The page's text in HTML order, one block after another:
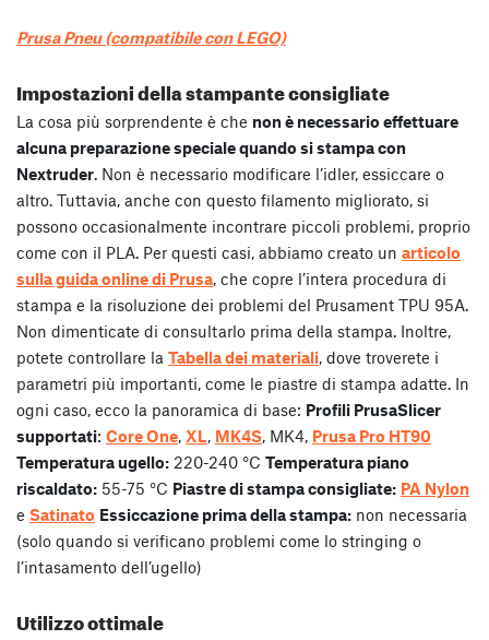
Prusa Pneu (compatibile con LEGO)
Impostazioni della stampante consigliate
La cosa più sorprendente è che non è necessario effettuare
alcuna preparazione speciale quando si stampa con
Nextruder. Non è necessario modificare l’idler, essiccare o
altro. Tuttavia, anche con questo filamento migliorato, si
possono occasionalmente incontrare piccoli problemi, proprio
come con il PLA. Per questi casi, abbiamo creato un articolo
sulla guida online di Prusa, che copre l’intera procedura di
stampa e la risoluzione dei problemi del Prusament TPU 95A.
Non dimenticate di consultarlo prima della stampa. Inoltre,
potete controllare la Tabella dei materiali, dove troverete i
parametri più importanti, come le piastre di stampa adatte. In
ogni caso, ecco la panoramica di base: Profili PrusaSlicer
supportati: Core One, XL, MK4S, MK4, Prusa Pro HT90
Temperatura ugello: 220-240 °C Temperatura piano
riscaldato: 55-75 °C Piastre di stampa consigliate: PA Nylon
e Satinato Essiccazione prima della stampa: non necessaria
(solo quando si verificano problemi come lo stringing o
l’intasamento dell’ugello)
Utilizzo ottimale